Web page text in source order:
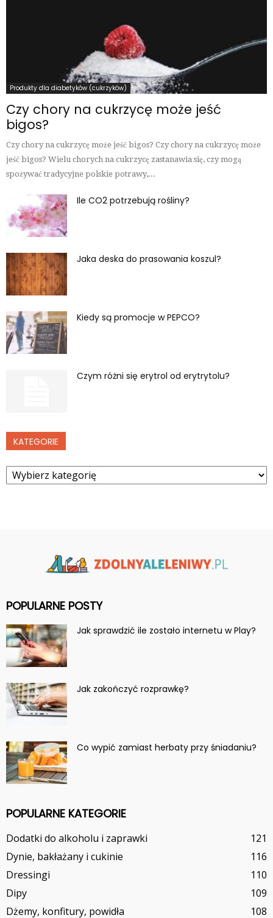
Produkty dla diabetyków (cukrzyków)
Czy chory na cukrzycę może jeść
bigos?
Czy chory na cukrzycę może jeść bigos? Czy chory na cukrzycę może
jeść bigos? Wielu chorych na cukrzycę zastanawia się, czy mogą
spożywać tradycyjne polskie potrawy,...
Ile CO2 potrzebują rośliny?
Jaka deska do prasowania koszul?
Kiedy są promocje w PEPCO?
Czym różni się erytrol od erytrytolu?
KATEGORIE
Kategorie
POPULARNE POSTY
Jak sprawdzić ile zostało internetu w Play?
Jak zakończyć rozprawkę?
Co wypić zamiast herbaty przy śniadaniu?
POPULARNE KATEGORIE
Dodatki do alkoholu i zaprawki
121
Dynie, bakłażany i cukinie
116
Dressingi
110
Dipy
109
Dżemy, konfitury, powidła
108